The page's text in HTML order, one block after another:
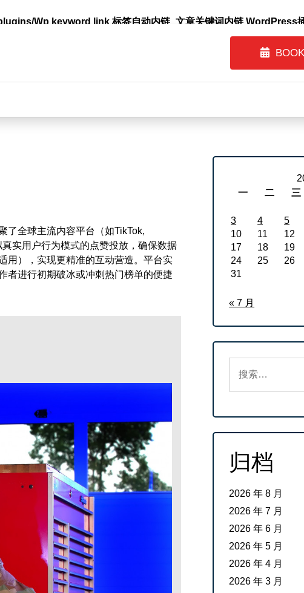
Wp keyword link 标签自动内链_文章关键词内链 WordPress
了全球主流内容平台（如TikTok,
实用户行为模式的点赞投放，确保数据
用），实现更精准的互动营造。平台实
者进行初期破冰或冲刺热门榜单的便捷
一
二 三
3
4 5
10
11 12
17
18 19
24
25 26
31
« 7 月
索：
归档
2026 年 8 月
2026 年 7 月
2026 年 6 月
2026 年 5 月
2026 年 4 月
2026 年 3 月